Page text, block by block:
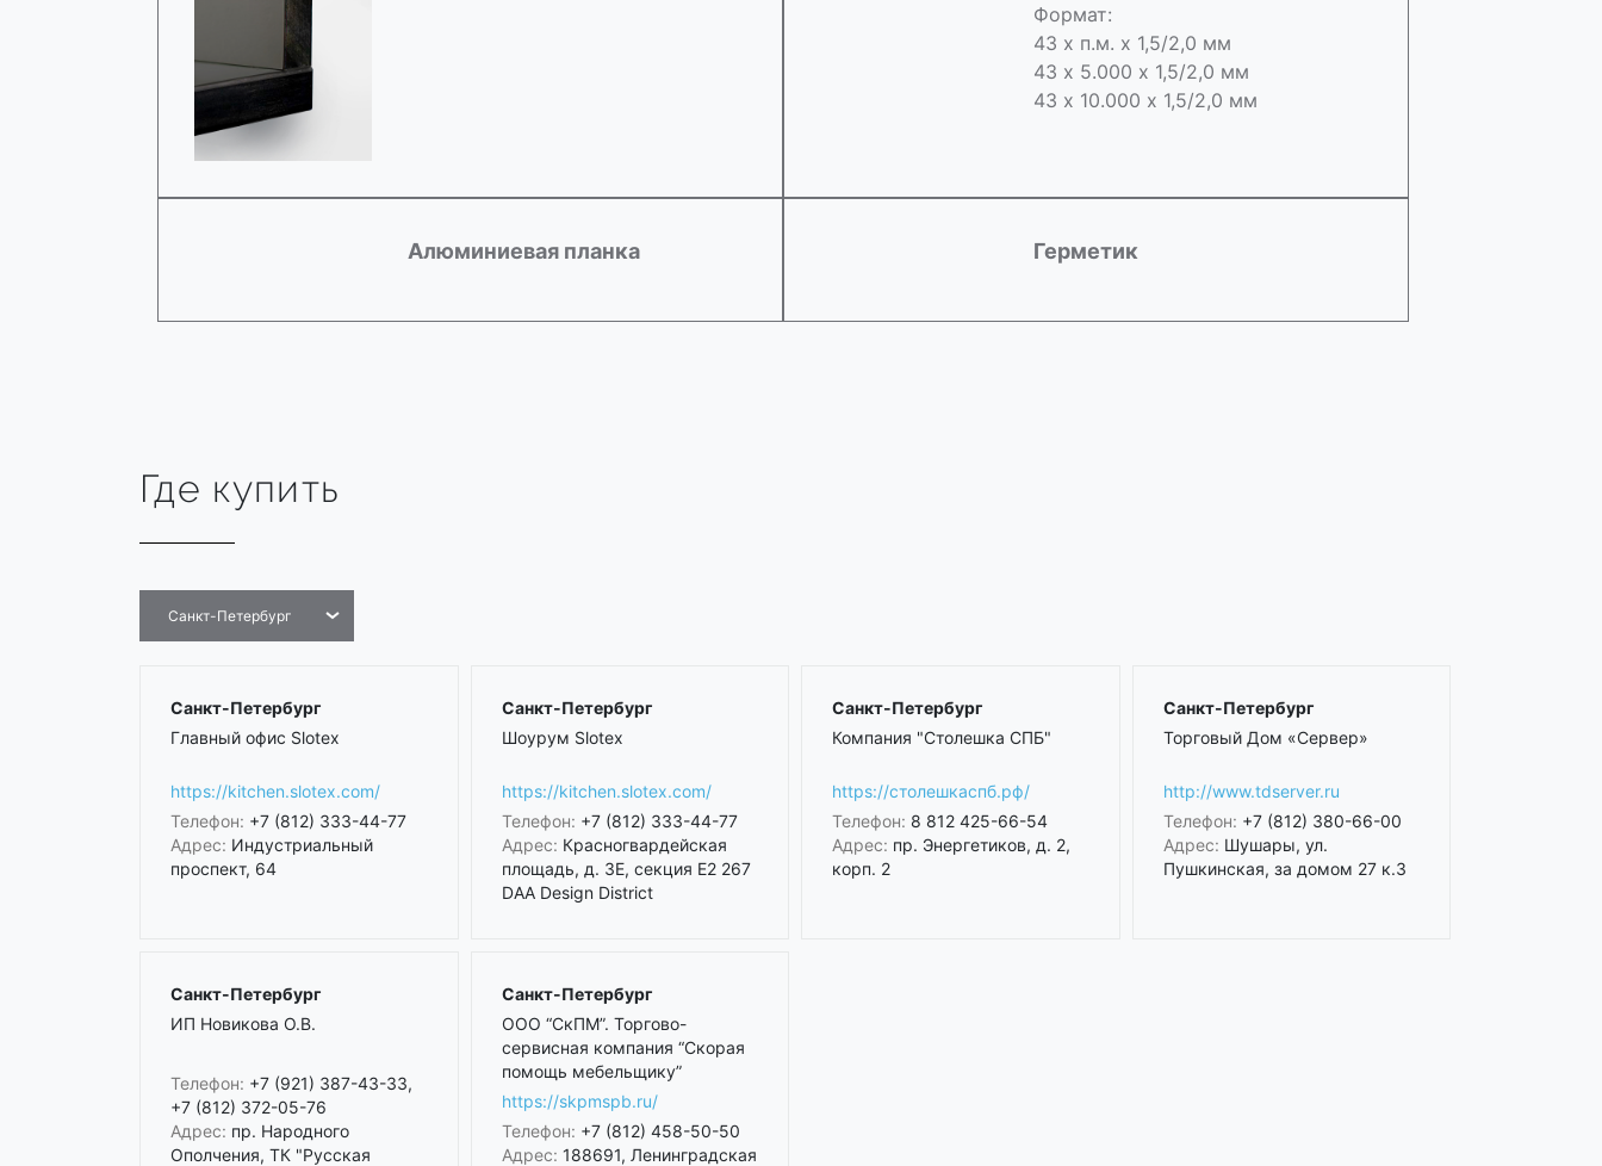
Формат:
43 х п.м. х 1,5/2,0 мм
43 х 5.000 х 1,5/2,0 мм
43 х 10.000 х 1,5/2,0 мм
Алюминиевая планка Герметик
Где купить
Санкт-Петербург
Санкт-Петербург
Главный офис Slotex
https://kitchen.slotex.com/
Телефон: +7 (812) 333-44-77
Адрес: Индустриальный
проспект, 64
Санкт-Петербург
Шоурум Slotex
https://kitchen.slotex.com/
Телефон: +7 (812) 333-44-77
Адрес: Красногвардейская
площадь, д. 3Е, секция Е2 267
DAA Design District
Санкт-Петербург
Компания "Столешка СПБ"
https://столешкаспб.рф/
Телефон: 8 812 425-66-54
Адрес: пр. Энергетиков, д. 2,
корп. 2
Санкт-Петербург
Торговый Дом «Сервер»
http://www.tdserver.ru
Телефон: +7 (812) 380-66-00
Адрес: Шушары, ул.
Пушкинская, за домом 27 к.3
Санкт-Петербург
ИП Новикова О.В.
Телефон: +7 (921) 387-43-33,
+7 (812) 372-05-76
Адрес: пр. Народного
Ополчения, ТК "Русская
Санкт-Петербург
ООО “СкПМ”. Торгово-
сервисная компания “Скорая
помощь мебельщику”
https://skpmspb.ru/
Телефон: +7 (812) 458-50-50
Адрес: 188691, Ленинградская